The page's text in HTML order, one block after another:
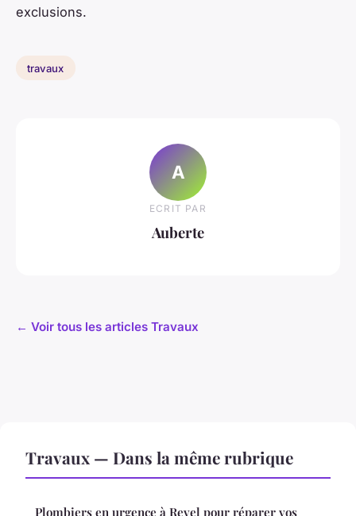
exclusions.
travaux
A
ECRIT PAR
Auberte
← Voir tous les articles Travaux
Travaux — Dans la même rubrique
Plombiers en urgence à Revel pour réparer vos